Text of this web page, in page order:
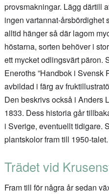
provsmakningar. Lägg därtill
ingen vartannat-årsbördighet
alltid hänger så där lagom
höstarna, sorten behöver i
ett mycket odlingsvärt päron.
Eneroths ”Handbok i Svensk
avbildad i färg av
Den beskrivs också i Anders
1833. Dess historia går
i Sverige, eventuellt tidigare.
plantskolor fram till 1950-talet.
Trädet vid
Fram till för några år sedan